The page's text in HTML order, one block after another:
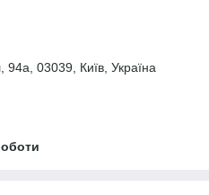
94а, 03039, Київ, Україна